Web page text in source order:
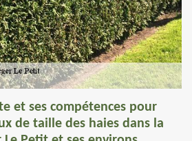
et ses compétences pour
de taille des haies dans la